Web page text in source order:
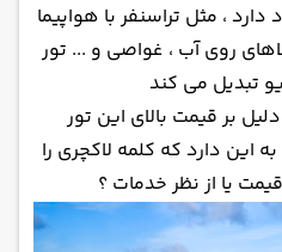
، مثل تراسنفر با هواپیما
روی آب ، غواصی و ... تور
تبدیل می کند
بر قیمت بالای این تور
دارد که کلمه لاکچری را
یا از نظر خدمات ؟